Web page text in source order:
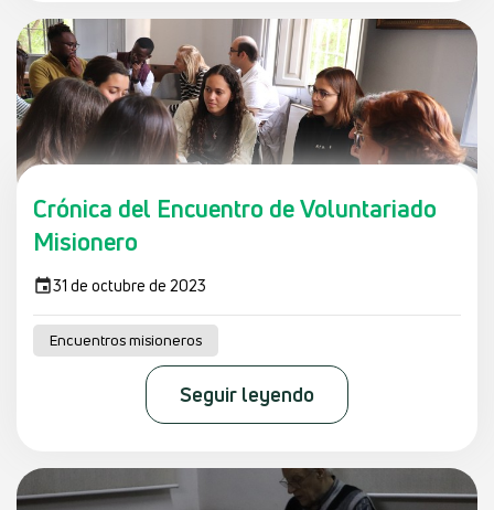
Crónica del Encuentro de Voluntariado
Misionero
31 de octubre de 2023
Encuentros misioneros
Seguir leyendo